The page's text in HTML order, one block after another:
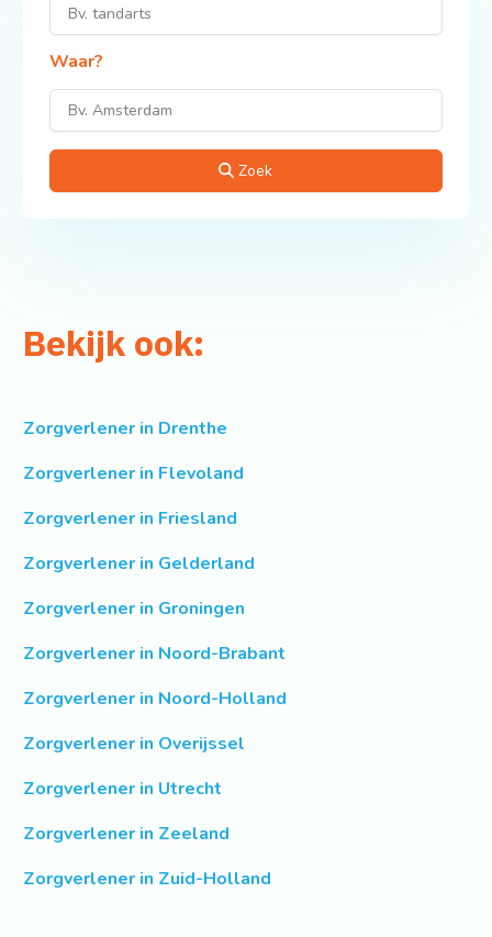
Waar?
Zoek
Bekijk ook:
Zorgverlener in Drenthe
Zorgverlener in Flevoland
Zorgverlener in Friesland
Zorgverlener in Gelderland
Zorgverlener in Groningen
Zorgverlener in Noord-Brabant
Zorgverlener in Noord-Holland
Zorgverlener in Overijssel
Zorgverlener in Utrecht
Zorgverlener in Zeeland
Zorgverlener in Zuid-Holland